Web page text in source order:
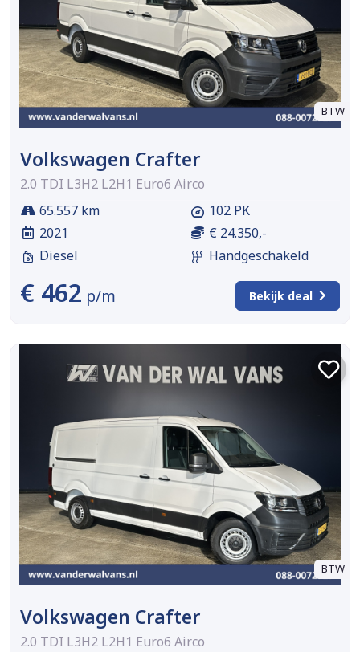
BTW
Volkswagen Crafter
2.0 TDI L3H2 L2H1 Euro6 Airco
65.557 km
2021
Diesel
102 PK
€ 24.350,-
Handgeschakeld
€ 462 p/m Bekijk deal
BTW
Volkswagen Crafter
2.0 TDI L3H2 L2H1 Euro6 Airco